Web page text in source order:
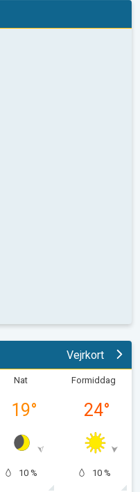
Vejrkort
Nat
19°
10 %
Formiddag
24°
10 %